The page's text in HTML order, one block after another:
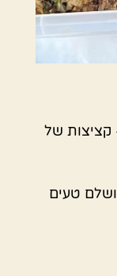
קציצות של
טעים